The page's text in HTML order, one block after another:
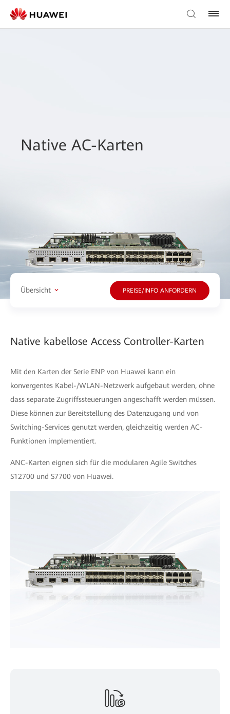
Native AC-Karten
Übersicht PREISE/INFO ANFORDERN
Native kabellose Access Controller-Karten
Mit den Karten der Serie ENP von Huawei kann ein
konvergentes Kabel-/WLAN-Netzwerk aufgebaut werden, ohne
dass separate Zugriffssteuerungen angeschafft werden müssen.
Diese können zur Bereitstellung des Datenzugang und von
Switching-Services genutzt werden, gleichzeitig werden AC-
Funktionen implementiert.
ANC-Karten eignen sich für die modularen Agile Switches
S12700 und S7700 von Huawei.